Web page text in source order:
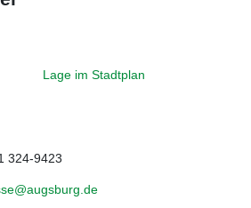
Lage im Stadtplan
324-9423